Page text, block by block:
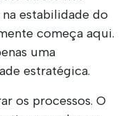
estabilidade do
começa aqui.
uma
estratégica.
os processos. O